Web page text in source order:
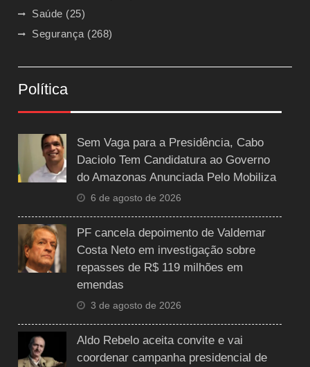
Saúde (25)
Segurança (268)
Política
Sem Vaga para a Presidência, Cabo
Daciolo Tem Candidatura ao Governo
do Amazonas Anunciada Pelo Mobiliza
6 de agosto de 2026
PF cancela depoimento de Valdemar
Costa Neto em investigação sobre
repasses de R$ 119 milhões em
emendas
3 de agosto de 2026
Aldo Rebelo aceita convite e vai
coordenar campanha presidencial de